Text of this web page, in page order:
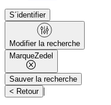
S´identifier
Modifier la recherche
MarqueZedel
Sauver la recherche
< Retour |